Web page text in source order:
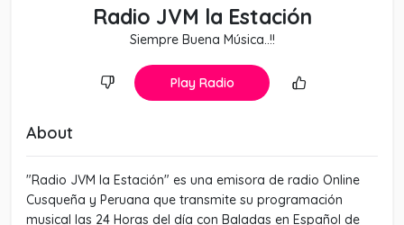
Radio JVM la Estación
Siempre Buena Música..!!
Play Radio
About
"Radio JVM la Estación" es una emisora de radio Online
Cusqueña y Peruana que transmite su programación
musical las 24 Horas del día con Baladas en Español de